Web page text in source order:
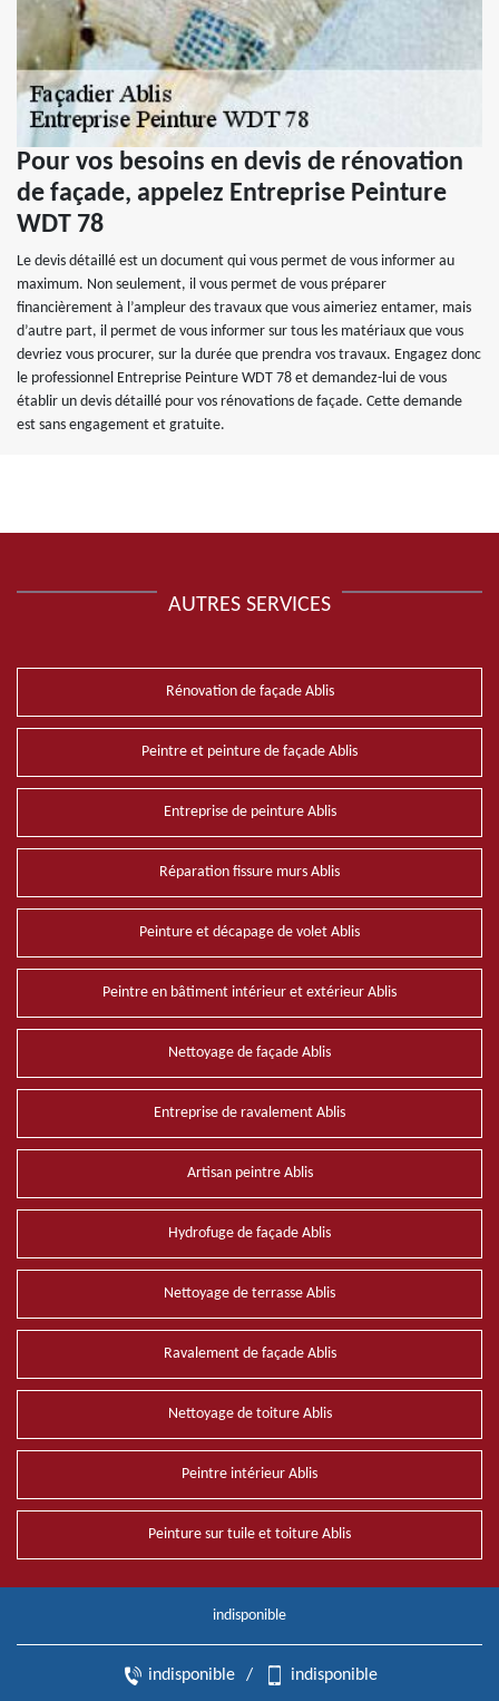
Pour vos besoins en devis de rénovation
de façade, appelez Entreprise Peinture
WDT 78
Le devis détaillé est un document qui vous permet de vous informer au
maximum. Non seulement, il vous permet de vous préparer
financièrement à l’ampleur des travaux que vous aimeriez entamer, mais
d’autre part, il permet de vous informer sur tous les matériaux que vous
devriez vous procurer, sur la durée que prendra vos travaux. Engagez donc
le professionnel Entreprise Peinture WDT 78 et demandez-lui de vous
établir un devis détaillé pour vos rénovations de façade. Cette demande
est sans engagement et gratuite.
AUTRES SERVICES
Rénovation de façade Ablis
Peintre et peinture de façade Ablis
Entreprise de peinture Ablis
Réparation fissure murs Ablis
Peinture et décapage de volet Ablis
Peintre en bâtiment intérieur et extérieur Ablis
Nettoyage de façade Ablis
Entreprise de ravalement Ablis
Artisan peintre Ablis
Hydrofuge de façade Ablis
Nettoyage de terrasse Ablis
Ravalement de façade Ablis
Nettoyage de toiture Ablis
Peintre intérieur Ablis
Peinture sur tuile et toiture Ablis
indisponible
indisponible / indisponible